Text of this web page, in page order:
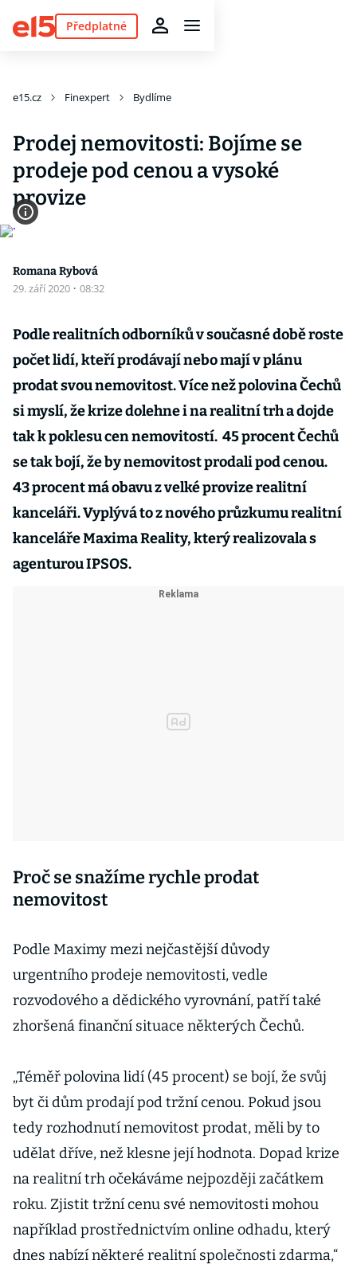
Předplatné
e15.cz Finexpert Bydlíme
Prodej nemovitosti: Bojíme se
prodeje pod cenou a vysoké
provize
Romana Rybová
29. září 2020 · 08:32
Podle realitních odborníků v současné době roste
počet lidí, kteří prodávají nebo mají v plánu
prodat svou nemovitost. Více než polovina Čechů
si myslí, že krize dolehne i na realitní trh a dojde
tak k poklesu cen nemovitostí. 45 procent Čechů
se tak bojí, že by nemovitost prodali pod cenou.
43 procent má obavu z velké provize realitní
kanceláři. Vyplývá to z nového průzkumu realitní
kanceláře Maxima Reality, který realizovala s
agenturou IPSOS.
Proč se snažíme rychle prodat
nemovitost
Podle Maximy mezi nejčastější důvody
urgentního prodeje nemovitosti, vedle
rozvodového a dědického vyrovnání, patří také
zhoršená finanční situace některých Čechů.
„Téměř polovina lidí (45 procent) se bojí, že svůj
byt či dům prodají pod tržní cenou. Pokud jsou
tedy rozhodnutí nemovitost prodat, měli by to
udělat dříve, než klesne její hodnota. Dopad krize
na realitní trh očekáváme nejpozději začátkem
roku. Zjistit tržní cenu své nemovitosti mohou
například prostřednictvím online odhadu, který
dnes nabízí některé realitní společnosti zdarma,“